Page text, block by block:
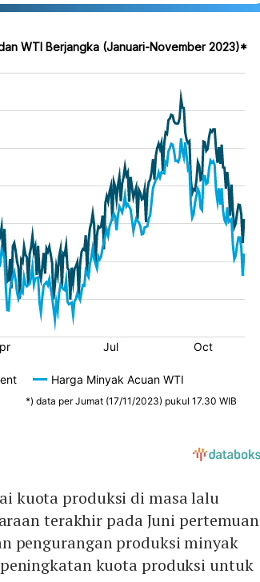
kuota produksi di masa lalu
terakhir pada Juni pertemuan
pengurangan produksi minyak
kuota produksi untuk